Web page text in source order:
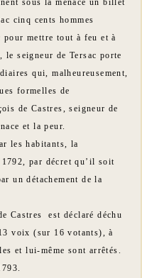
sous la menace un billet
cinq cents hommes
pour mettre tout à feu et à
le seigneur de Tersac porte
qui, malheureusement,
formelles de
de Castres, seigneur de
et la peur.
les habitants, la
par décret qu’il soit
un détachement de la
Castres est déclaré déchu
voix (sur 16 votants), à
et lui-même sont arrêtés.